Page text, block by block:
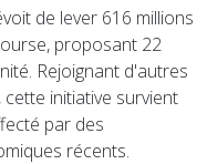
de lever 616 millions
proposant 22
Rejoignant d'autres
initiative survient
par des
récents.